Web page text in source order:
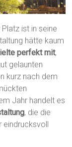
ist in seine
hätte kaum
perfekt mit,
gelaunten
kurz nach dem
Jahr handelt es
, die die
eindrucksvoll